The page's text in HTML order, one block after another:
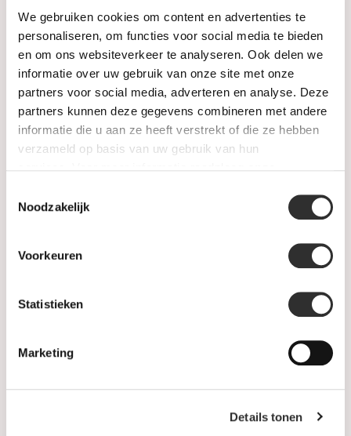
We gebruiken cookies om content en advertenties te
personaliseren, om functies voor social media te bieden
en om ons websiteverkeer te analyseren. Ook delen we
informatie over uw gebruik van onze site met onze
partners voor social media, adverteren en analyse. Deze
partners kunnen deze gegevens combineren met andere
informatie die u aan ze heeft verstrekt of die ze hebben
verzameld op basis van uw gebruik van hun
Noodzakelijk
Voorkeuren
Statistieken
Marketing
Details tonen
Watches
Jewellery
Wedding rings
PRE-OWNED
Maatwerk